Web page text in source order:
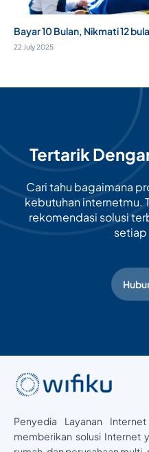
Bayar 10 Bulan, Nikmati 12
22 July 2025
Tertarik
Cari tahu bagaimana
kebutuhan internetmu.
rekomendasi solusi
setiap
Penyedia Layanan
memberikan solusi Internet